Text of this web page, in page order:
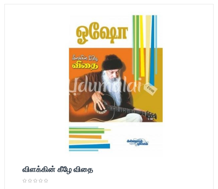
விளக்கின் கீழே விதை